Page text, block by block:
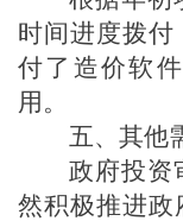
时间进度拨
付了造价软
用。
五、其他
政府投资
然积极推进政